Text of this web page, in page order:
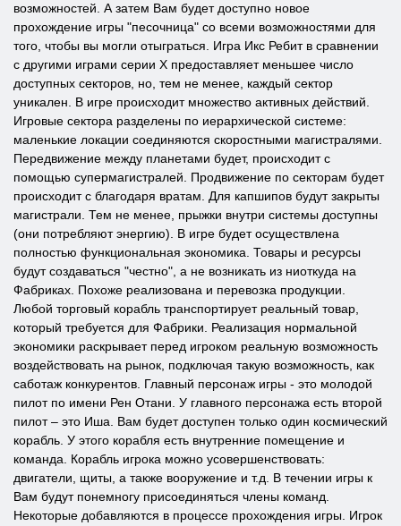
возможностей. А затем Вам будет доступно новое
прохождение игры "песочница" со всеми возможностями для
того, чтобы вы могли отыграться. Игра Икс Ребит в сравнении
с другими играми серии X предоставляет меньшее число
доступных секторов, но, тем не менее, каждый сектор
уникален. В игре происходит множество активных действий.
Игровые сектора разделены по иерархической системе:
маленькие локации соединяются скоростными магистралями.
Передвижение между планетами будет, происходит с
помощью супермагистралей. Продвижение по секторам будет
происходит с благодаря вратам. Для капшипов будут закрыты
магистрали. Тем не менее, прыжки внутри системы доступны
(они потребляют энергию). В игре будет осуществлена
полностью функциональная экономика. Товары и ресурсы
будут создаваться "честно", а не возникать из ниоткуда на
Фабриках. Похоже реализована и перевозка продукции.
Любой торговый корабль транспортирует реальный товар,
который требуется для Фабрики. Реализация нормальной
экономики раскрывает перед игроком реальную возможность
воздействовать на рынок, подключая такую возможность, как
саботаж конкурентов. Главный персонаж игры - это молодой
пилот по имени Рен Отани. У главного персонажа есть второй
пилот – это Иша. Вам будет доступен только один космический
корабль. У этого корабля есть внутренние помещение и
команда. Корабль игрока можно усовершенствовать:
двигатели, щиты, а также вооружение и т.д. В течении игры к
Вам будут понемногу присоединяться члены команд.
Некоторые добавляются в процессе прохождения игры. Игрок